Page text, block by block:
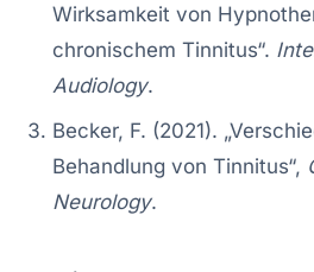
Wirksamkeit von
chronischem Tinnitus“.
Audiology.
Becker, F. (2021).
Behandlung von Tinnitus“,
Neurology.